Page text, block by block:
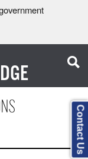
Contact Us